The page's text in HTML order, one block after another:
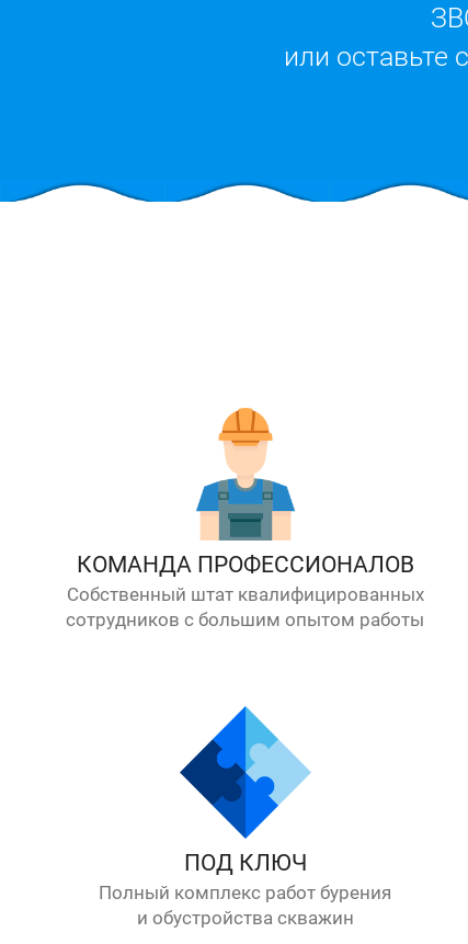
или оставьте
КОМАНДА ПРОФЕССИОНАЛОВ
Собственный штат квалифицированных
сотрудников с большим опытом работы
ПОД КЛЮЧ
Полный комплекс работ бурения
и обустройства скважин